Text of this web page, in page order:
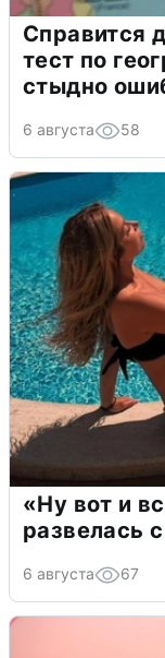
Справится
тест по
стыдно
6 августа 58
«Ну вот и
развелась
6 августа 67